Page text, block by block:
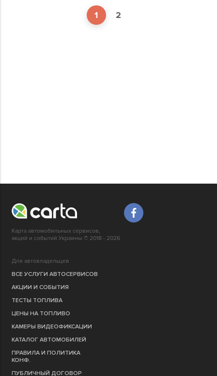
1 2
Карта автомобильных сервисов,
акций и событий Украины © 2018 - 2026
Для автовладельцев
ВСЕ УСЛУГИ АВТОСЕРВИСОВ
АКЦИИ И СОБЫТИЯ
ТЕСТЫ ТОПЛИВА
ЦЕНЫ НА ТОПЛИВО
КАМЕРЫ ВИДЕОФИКСАЦИИ
КАТАЛОГ АВТОМОБИЛЕЙ
ПРАВИЛА И ПОЛИТИКА
КОНФ.
ПУБЛИЧНЫЙ ДОГОВОР